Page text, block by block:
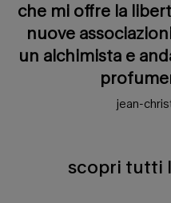
che mi offre la
nuove
un alchimista e
jean-
scopri tutti